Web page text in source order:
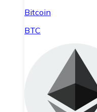
Bitcoin
BTC